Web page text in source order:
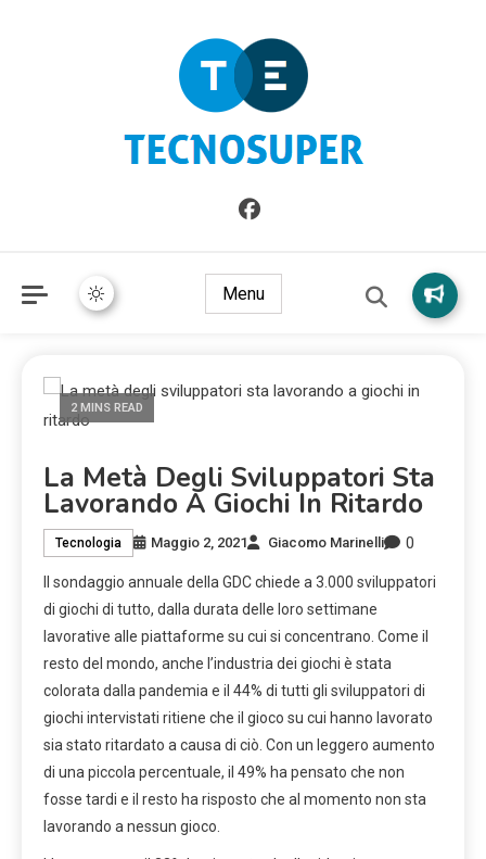
TecnoSuper.net
Informazioni sull'Italia. Seleziona gli argomenti di cui vuoi
saperne di più
Menu
2 MINS READ
La Metà Degli Sviluppatori Sta
Lavorando A Giochi In Ritardo
Tecnologia Maggio 2, 2021 Giacomo Marinelli 0
Il sondaggio annuale della GDC chiede a 3.000 sviluppatori
di giochi di tutto, dalla durata delle loro settimane
lavorative alle piattaforme su cui si concentrano. Come il
resto del mondo, anche l’industria dei giochi è stata
colorata dalla pandemia e il 44% di tutti gli sviluppatori di
giochi intervistati ritiene che il gioco su cui hanno lavorato
sia stato ritardato a causa di ciò. Con un leggero aumento
di una piccola percentuale, il 49% ha pensato che non
fosse tardi e il resto ha risposto che al momento non sta
lavorando a nessun gioco.